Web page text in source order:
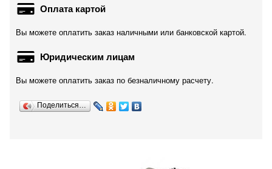
Оплата картой
Вы можете оплатить заказ наличными или банковской картой.
Юридическим лицам
Вы можете оплатить заказ по безналичному расчету.
Поделиться…